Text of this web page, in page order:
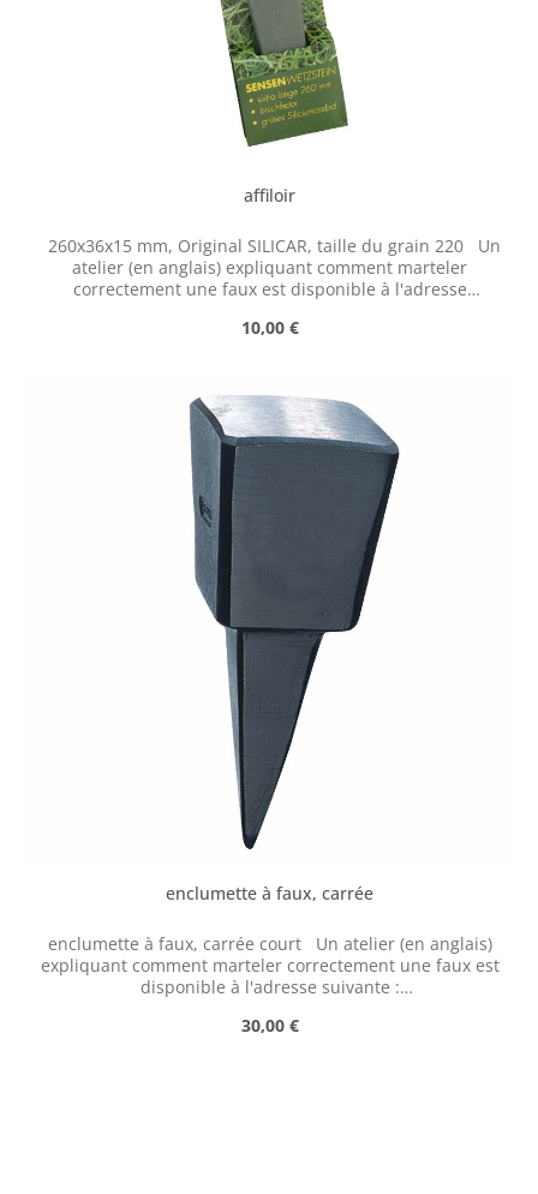
affiloir
260x36x15 mm, Original SILICAR, taille du grain 220 Un
atelier (en anglais) expliquant comment marteler
correctement une faux est disponible à l'adresse
https://scythesupply.com/peeningworkshop.html
Prix régulier :
10,00 €
enclumette à faux, carrée
enclumette à faux, carrée court Un atelier (en anglais)
expliquant comment marteler correctement une faux est
disponible à l'adresse suivante :
Prix régulier :
30,00 €